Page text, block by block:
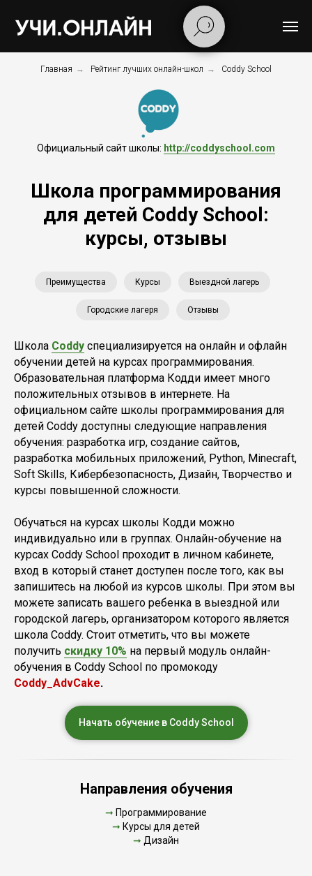
Главная → Рейтинг лучших онлайн-школ → Coddy School
Официальный сайт школы: http://coddyschool.com
Школа программирования
для детей Coddy School:
курсы, отзывы
Преимущества Курсы Выездной лагерь
Городские лагеря Отзывы
Школа Coddy специализируется на онлайн и офлайн
обучении детей на курсах программирования.
Образовательная платформа Кодди имеет много
положительных отзывов в интернете. На
официальном сайте школы программирования для
детей Coddy доступны следующие направления
обучения: разработка игр, создание сайтов,
разработка мобильных приложений, Python, Minecraft,
Soft Skills, Кибербезопасность, Дизайн, Творчество и
курсы повышенной сложности.
Обучаться на курсах школы Кодди можно
индивидуально или в группах. Онлайн-обучение на
курсах Coddy School проходит в личном кабинете,
вход в который станет доступен после того, как вы
запишитесь на любой из курсов школы. При этом вы
можете записать вашего ребенка в выездной или
городской лагерь, организатором которого является
школа Coddy. Стоит отметить, что вы можете
получить скидку 10% на первый модуль онлайн-
обучения в Coddy School по промокоду
Coddy_AdvCake.
Начать обучение в Coddy School
Направления обучения
➞ Программирование
➞ Курсы для детей
➞ Дизайн